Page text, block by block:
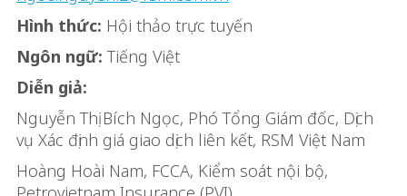
Hình thức: Hội thảo trực tuyến
Ngôn ngữ: Tiếng Việt
Diễn giả:
Nguyễn Thị Bích Ngọc, Phó Tổng Giám đốc, Dịch
vụ Xác định giá giao dịch liên kết, RSM Việt Nam
Hoàng Hoài Nam, FCCA, Kiểm soát nội bộ,